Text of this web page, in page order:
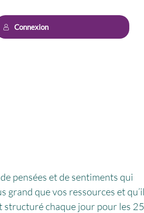
Connexion
pensées et de sentiments qui
grand que vos ressources et
structuré chaque jour pour les 25